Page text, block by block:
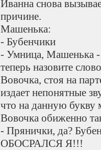
Иванна снова
причине.
Машенька:
- Бубенчики
- Умница, Машенька
теперь назовите
Вовочка, стоя на
издает непонятные
что на данную букву
Вовочка обиженно
- Прянички, да?
ОБОСРАЛСЯ Я!!!